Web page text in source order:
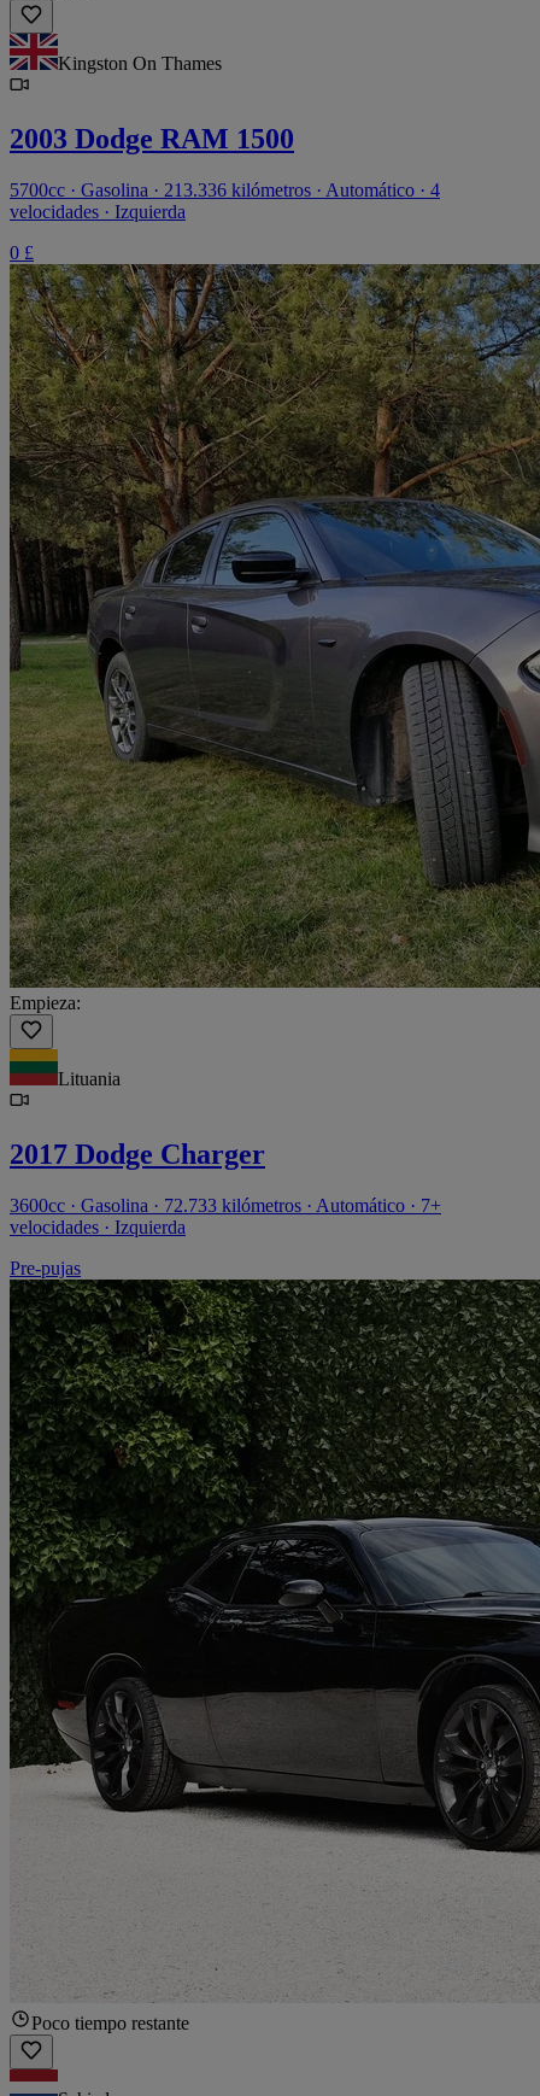
Kingston On Thames
2003 Dodge RAM 1500
5700cc · Gasolina · 213.336 kilómetros · Automático · 4
velocidades · Izquierda
0 £
Empieza:
Lituania
2017 Dodge Charger
3600cc · Gasolina · 72.733 kilómetros · Automático · 7+
velocidades · Izquierda
Pre-pujas
Poco tiempo restante